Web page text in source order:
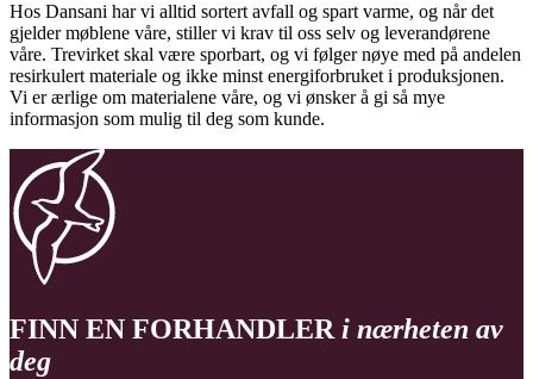
Hos Dansani har vi alltid sortert avfall og spart varme, og når det
gjelder møblene våre, stiller vi krav til oss selv og leverandørene
våre. Trevirket skal være sporbart, og vi følger nøye med på andelen
resirkulert materiale og ikke minst energiforbruket i produksjonen.
Vi er ærlige om materialene våre, og vi ønsker å gi så mye
informasjon som mulig til deg som kunde.
FINN EN FORHANDLER i nærheten av
deg